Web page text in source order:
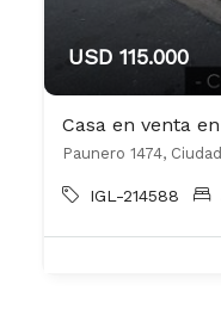
USD 115.000
Casa en venta
Paunero 1474,
IGL-214588